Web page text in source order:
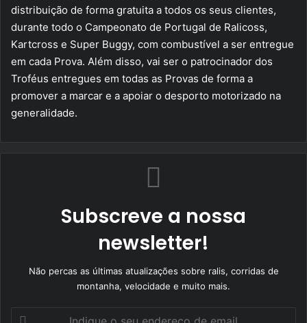
distribuição de forma gratuita a todos os seus clientes,
durante todo o Campeonato de Portugal de Ralicoss,
Kartcross e Super Buggy, com combustível a ser entregue
em cada Prova. Além disso, vai ser o patrocinador dos
Troféus entregues em todas as Provas de forma a
promover a marcar e a apoiar o desporto motorizado na
generalidade.
Subscreve a nossa
newsletter!
Não percas as últimas atualizações sobre ralis, corridas de
montanha, velocidade e muito mais.